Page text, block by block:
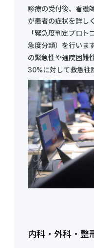
診療の受付後、看護
が患者の症状を詳し
「緊急度判定プロト
急度分類）を行いま
の緊急性や通院困難
30%に対して救急往
内科・外科・整